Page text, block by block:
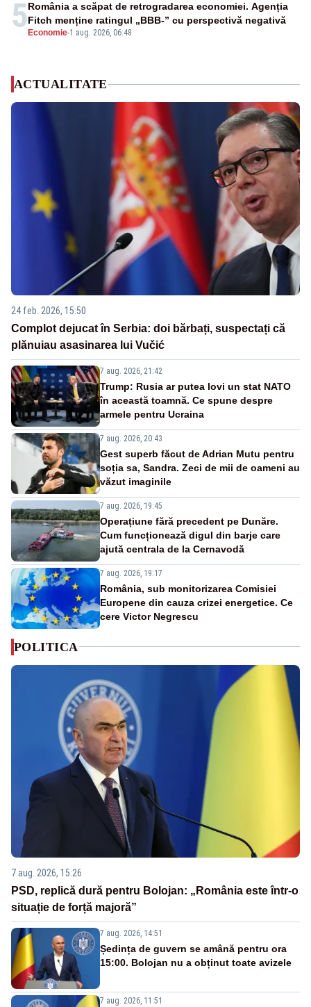
5 Economie-1 aug. 2026, 06:48
România a scăpat de retrogradarea economiei. Agenția
Fitch menține ratingul „BBB-” cu perspectivă negativă
ACTUALITATE
24 feb. 2026, 15:50
Complot dejucat în Serbia: doi bărbați, suspectați că
plănuiau asasinarea lui Vučić
7 aug. 2026, 21:42
Trump: Rusia ar putea lovi un stat NATO
în această toamnă. Ce spune despre
armele pentru Ucraina
7 aug. 2026, 20:43
Gest superb făcut de Adrian Mutu pentru
soția sa, Sandra. Zeci de mii de oameni au
văzut imaginile
7 aug. 2026, 19:45
Operațiune fără precedent pe Dunăre.
Cum funcționează digul din barje care
ajută centrala de la Cernavodă
7 aug. 2026, 19:17
România, sub monitorizarea Comisiei
Europene din cauza crizei energetice. Ce
cere Victor Negrescu
POLITICA
7 aug. 2026, 15:26
PSD, replică dură pentru Bolojan: „România este într-o
situație de forță majoră”
7 aug. 2026, 14:51
Ședința de guvern se amână pentru ora
15:00. Bolojan nu a obținut toate avizele
7 aug. 2026, 11:51